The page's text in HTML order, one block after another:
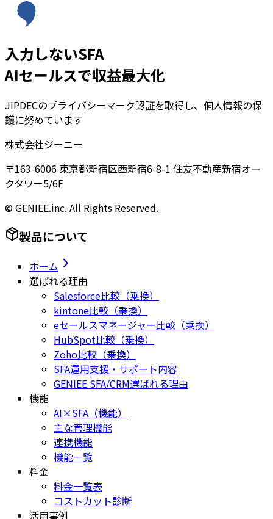
入力しないSFA
AIセールスで収益最大化
JIPDECのプライバシーマーク認証を取得し、個人情報の保
護に努めています
株式会社ジーニー
〒163-6006 東京都新宿区西新宿6-8-1 住友不動産新宿オー
クタワー5/6F
© GENIEE.inc. All Rights Reserved.
製品について
ホーム
選ばれる理由
Salesforce比較（乗換）
kintone比較（乗換）
eセールスマネージャー比較（乗換）
HubSpot比較（乗換）
Zoho比較（乗換）
SFA運用支援・サポート内容
GENIEE SFA/CRM選ばれる理由
機能
AI×SFA（機能）
主な管理機能
連携機能
機能一覧
料金
料金一覧表
コストカット診断
活用事例